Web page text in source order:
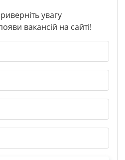
увагу
вакансій на сайті!